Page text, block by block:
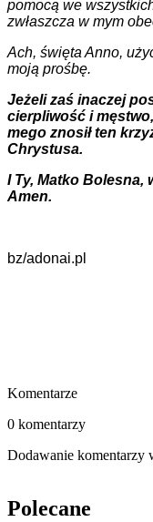
pomocą we
zwłaszcza w mym
Ach, święta Anno,
moją prośbę.
Jeżeli zaś inaczej
cierpliwość i
mego znosił ten
Chrystusa.
I Ty, Matko Bolesna,
Amen.
bz/adonai.pl
Komentarze
0 komentarzy
Dodawanie komentarzy
Polecane